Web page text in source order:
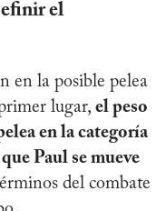
el
en la posible pelea
lugar, el peso
en la categoría
Paul se mueve
del combate